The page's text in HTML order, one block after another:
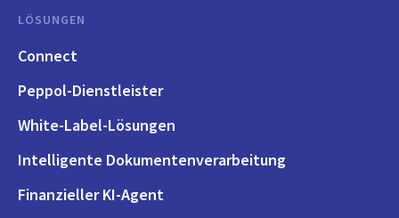
LÖSUNGEN
Connect
Peppol-Dienstleister
White-Label-Lösungen
Intelligente Dokumentenverarbeitung
Finanzieller KI-Agent